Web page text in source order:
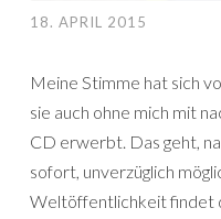
18. APRIL 2015
Meine Stimme hat sich
sie auch ohne mich mit
CD erwerbt. Das geht,
sofort, unverzüglich
Weltöffentlichkeit findet